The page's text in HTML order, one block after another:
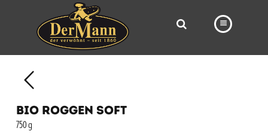
BÄCKEREI
BIO ROGGEN SOFT
750 g